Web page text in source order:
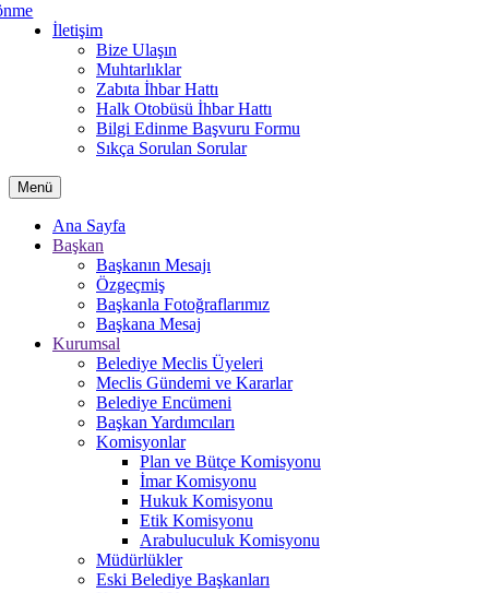
İletişim
Bize Ulaşın
Muhtarlıklar
Zabıta İhbar Hattı
Halk Otobüsü İhbar Hattı
Bilgi Edinme Başvuru Formu
Sıkça Sorulan Sorular
Menü
Ana Sayfa
Başkan
Başkanın Mesajı
Özgeçmiş
Başkanla Fotoğraflarımız
Başkana Mesaj
Kurumsal
Belediye Meclis Üyeleri
Meclis Gündemi ve Kararlar
Belediye Encümeni
Başkan Yardımcıları
Komisyonlar
Plan ve Bütçe Komisyonu
İmar Komisyonu
Hukuk Komisyonu
Etik Komisyonu
Arabuluculuk Komisyonu
Müdürlükler
Eski Belediye Başkanları